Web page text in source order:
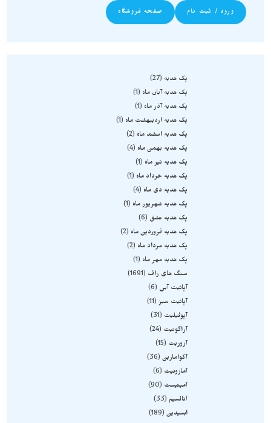
ورود / ثبت نام صفحه فروشگاه
پک هدیه
27
پک هدیه آبان ماه
1
پک هدیه آذر ماه
1
پک هدیه اردیبهشت ماه
1
پک هدیه اسفند ماه
2
پک هدیه بهمن ماه
4
پک هدیه تیر ماه
1
پک هدیه خرداد ماه
1
پک هدیه دی ماه
4
پک هدیه شهریور ماه
1
پک هدیه عشق
6
پک هدیه فروردین ماه
2
پک هدیه مرداد ماه
2
پک هدیه مهر ماه
1
سنگ های راف
1691
آپاتیت آبی
6
آپاتیت سبز 11
آپوفیلیت
31
آراگونیت
24
آزوریت
15
آکوامارین 36
آمازونیت
6
آمیتیست
90
آنالسیم
33
ابسیدین 189